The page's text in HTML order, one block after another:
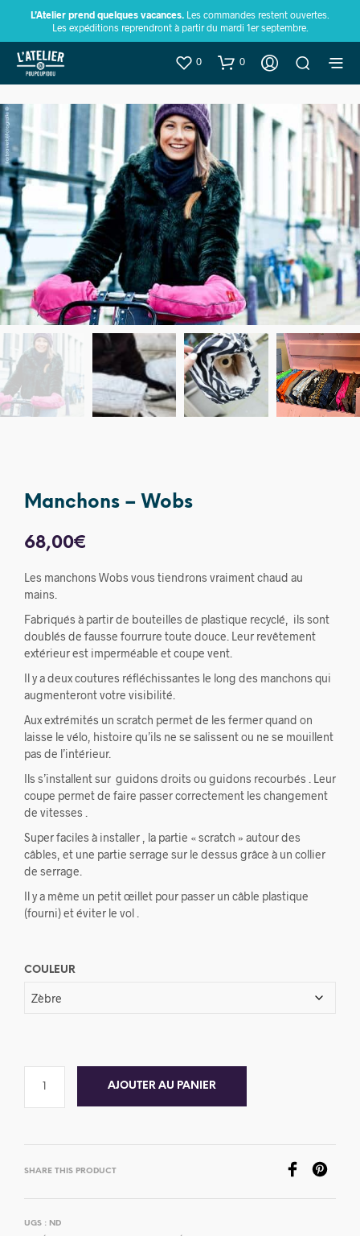
L’Atelier prend quelques vacances. Les commandes restent ouvertes.
Les expéditions reprendront à partir du mardi 1er septembre.
0 0
Manchons – Wobs
68,00€
Les manchons Wobs vous tiendrons vraiment chaud au
mains.
Fabriqués à partir de bouteilles de plastique recyclé, ils sont
doublés de fausse fourrure toute douce. Leur revêtement
extérieur est imperméable et coupe vent.
Il y a deux coutures réfléchissantes le long des manchons qui
augmenteront votre visibilité.
Aux extrémités un scratch permet de les fermer quand on
laisse le vélo, histoire qu’ils ne se salissent ou ne se mouillent
pas de l’intérieur.
Ils s’installent sur guidons droits ou guidons recourbés . Leur
coupe permet de faire passer correctement les changement
de vitesses .
Super faciles à installer , la partie « scratch » autour des
câbles, et une partie serrage sur le dessus grâce à un collier
de serrage.
Il y a même un petit œillet pour passer un câble plastique
(fourni) et éviter le vol .
COULEUR
AJOUTER AU PANIER
SHARE THIS PRODUCT
UGS : ND